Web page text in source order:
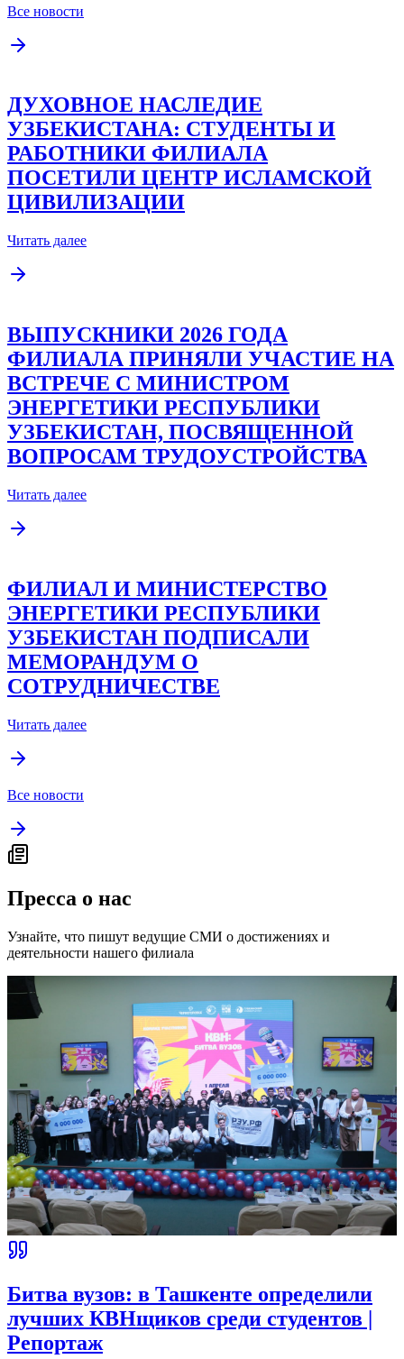
Все новости
ДУХОВНОЕ НАСЛЕДИЕ
УЗБЕКИСТАНА: СТУДЕНТЫ И
РАБОТНИКИ ФИЛИАЛА
ПОСЕТИЛИ ЦЕНТР ИСЛАМСКОЙ
ЦИВИЛИЗАЦИИ
Читать далее
ВЫПУСКНИКИ 2026 ГОДА
ФИЛИАЛА ПРИНЯЛИ УЧАСТИЕ НА
ВСТРЕЧЕ С МИНИСТРОМ
ЭНЕРГЕТИКИ РЕСПУБЛИКИ
УЗБЕКИСТАН, ПОСВЯЩЕННОЙ
ВОПРОСАМ ТРУДОУСТРОЙСТВА
Читать далее
ФИЛИАЛ И МИНИСТЕРСТВО
ЭНЕРГЕТИКИ РЕСПУБЛИКИ
УЗБЕКИСТАН ПОДПИСАЛИ
МЕМОРАНДУМ О
СОТРУДНИЧЕСТВЕ
Читать далее
Все новости
Пресса о нас
Узнайте, что пишут ведущие СМИ о достижениях и
деятельности нашего филиала
Битва вузов: в Ташкенте определили
лучших КВНщиков среди студентов |
Репортаж